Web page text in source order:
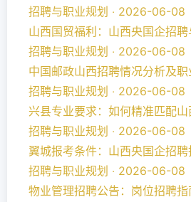
招聘与职业规划 ‧ 2026-06-08
山西国贸福利：山西央国企招
招聘与职业规划 ‧ 2026-06-08
中国邮政山西招聘情况分析及
招聘与职业规划 ‧ 2026-06-08
兴县专业要求：如何精准匹配
招聘与职业规划 ‧ 2026-06-08
翼城报考条件：山西央国企招聘
招聘与职业规划 ‧ 2026-06-08
物业管理招聘公告：岗位招聘指